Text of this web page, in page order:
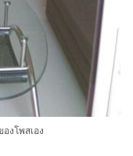
งโพสเอง